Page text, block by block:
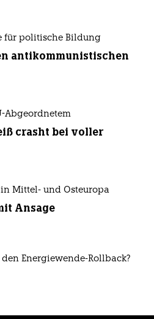
für politische Bildung
antikommunistischen
Abgeordnetem
crasht bei voller
Mittel- und Osteuropa
Ansage
Energiewende-Rollback?